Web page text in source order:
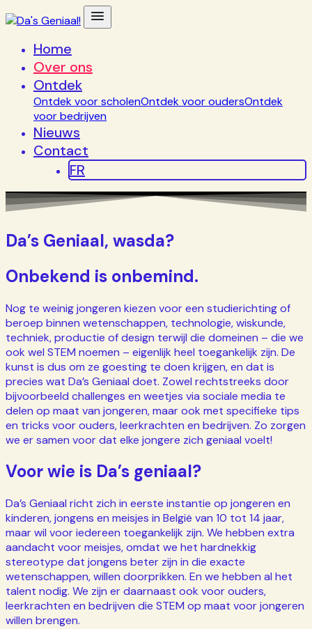
Home
Over ons
Ontdek
Ontdek voor scholenOntdek voor oudersOntdek
voor bedrijven
Nieuws
Contact
FR
Da’s Geniaal, wasda?
Onbekend is onbemind.
Nog te weinig jongeren kiezen voor een studierichting of
beroep binnen wetenschappen, technologie, wiskunde,
techniek, productie of design terwijl die domeinen – die we
ook wel STEM noemen – eigenlijk heel toegankelijk zijn. De
kunst is dus om ze goesting te doen krijgen, en dat is
precies wat Da’s Geniaal doet. Zowel rechtstreeks door
bijvoorbeeld challenges en weetjes via sociale media te
delen op maat van jongeren, maar ook met specifieke tips
en tricks voor ouders, leerkrachten en bedrijven. Zo zorgen
we er samen voor dat elke jongere zich geniaal voelt!
Voor wie is Da’s geniaal?
Da’s Geniaal richt zich in eerste instantie op jongeren en
kinderen, jongens en meisjes in België van 10 tot 14 jaar,
maar wil voor iedereen toegankelijk zijn. We hebben extra
aandacht voor meisjes, omdat we het hardnekkig
stereotype dat jongens beter zijn in die exacte
wetenschappen, willen doorprikken. En we hebben al het
talent nodig. We zijn er daarnaast ook voor ouders,
leerkrachten en bedrijven die STEM op maat voor jongeren
willen brengen.